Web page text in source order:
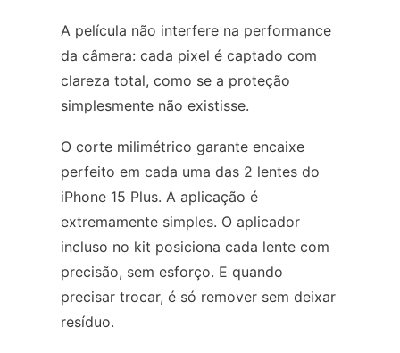
A película não interfere na performance
da câmera: cada pixel é captado com
clareza total, como se a proteção
simplesmente não existisse.
O corte milimétrico garante encaixe
perfeito em cada uma das 2 lentes do
iPhone 15 Plus. A aplicação é
extremamente simples. O aplicador
incluso no kit posiciona cada lente com
precisão, sem esforço. E quando
precisar trocar, é só remover sem deixar
resíduo.